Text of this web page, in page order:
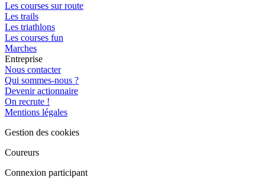
Les courses sur route
Les trails
Les triathlons
Les courses fun
Marches
Entreprise
Nous contacter
Qui sommes-nous ?
Devenir actionnaire
On recrute !
Mentions légales
Gestion des cookies
Coureurs
Connexion participant